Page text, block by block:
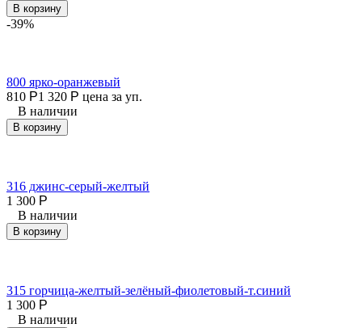
В корзину
-39%
800 ярко-оранжевый
810 Р1 320 Р цена за уп.
В наличии
В корзину
316 джинс-серый-желтый
1 300 Р
В наличии
В корзину
315 горчица-желтый-зелёный-фиолетовый-т.синий
1 300 Р
В наличии